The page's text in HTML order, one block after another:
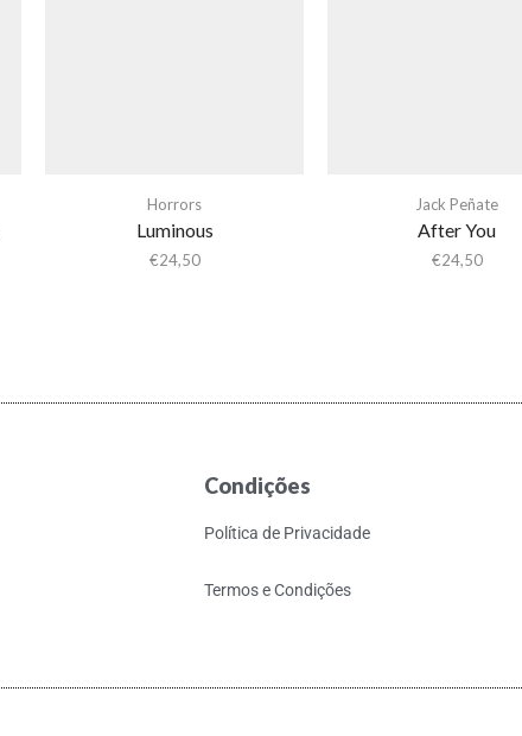
Horrors
Luminous
€24,50
Jack Peñate
After You
€24,50
Condições
Política de Privacidade
Termos e Condições